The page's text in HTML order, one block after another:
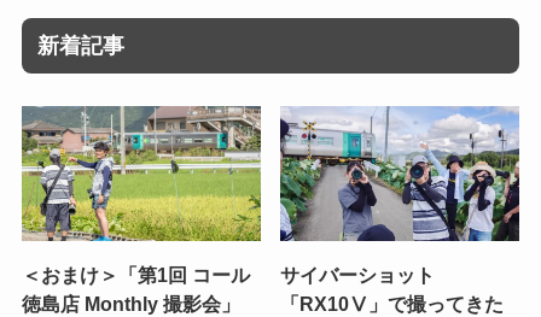
新着記事
＜おまけ＞「第1回 コール
徳島店 Monthly 撮影会」
サイバーショット
「RX10Ⅴ」で撮ってきた